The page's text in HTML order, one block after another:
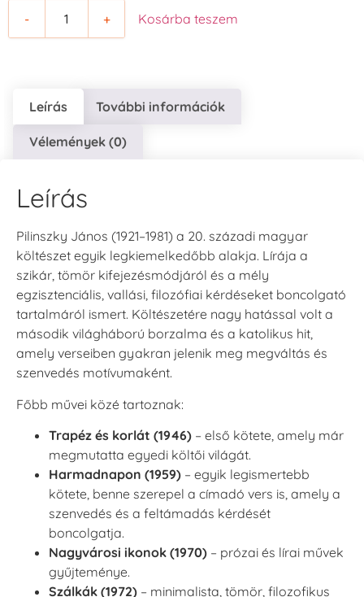
- + Kosárba teszem
Leírás További információk
Vélemények (0)
Leírás
Pilinszky János (1921–1981) a 20. századi magyar
költészet egyik legkiemelkedőbb alakja. Lírája a
szikár, tömör kifejezésmódjáról és a mély
egzisztenciális, vallási, filozófiai kérdéseket boncolgató
tartalmáról ismert. Költészetére nagy hatással volt a
második világháború borzalma és a katolikus hit,
amely verseiben gyakran jelenik meg megváltás és
szenvedés motívumaként.
Főbb művei közé tartoznak:
Trapéz és korlát (1946) – első kötete, amely már
megmutatta egyedi költői világát.
Harmadnapon (1959) – egyik legismertebb
kötete, benne szerepel a címadó vers is, amely a
szenvedés és a feltámadás kérdését
boncolgatja.
Nagyvárosi ikonok (1970) – prózai és lírai művek
gyűjteménye.
Szálkák (1972) – minimalista, tömör, filozofikus